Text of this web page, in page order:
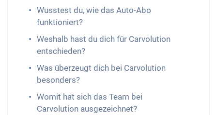
Wusstest du, wie das Auto-Abo
funktioniert?
Weshalb hast du dich für Carvolution
entschieden?
Was überzeugt dich bei Carvolution
besonders?
Womit hat sich das Team bei
Carvolution ausgezeichnet?